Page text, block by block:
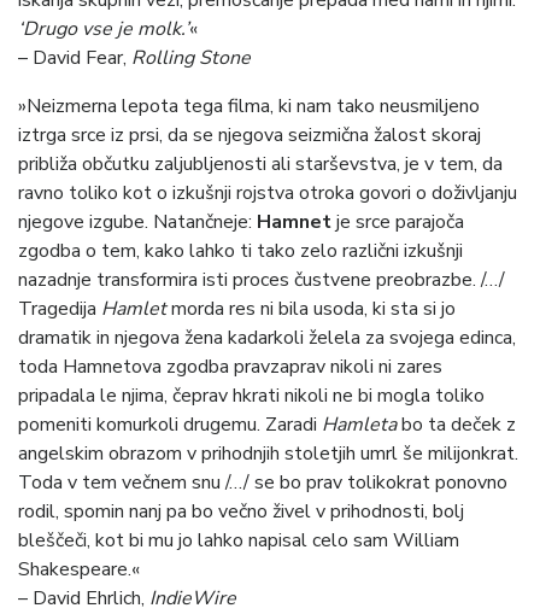
‘Drugo vse je molk.’«
– David Fear, Rolling Stone
»Neizmerna lepota tega filma, ki nam tako neusmiljeno
iztrga srce iz prsi, da se njegova seizmična žalost skoraj
približa občutku zaljubljenosti ali starševstva, je v tem, da
ravno toliko kot o izkušnji rojstva otroka govori o doživljanju
njegove izgube. Natančneje: Hamnetje srce parajoča
zgodba o tem, kako lahko ti tako zelo različni izkušnji
nazadnje transformira isti proces čustvene preobrazbe. /…/
Tragedija Hamletmorda res ni bila usoda, ki sta si jo
dramatik in njegova žena kadarkoli želela za svojega edinca,
toda Hamnetova zgodba pravzaprav nikoli ni zares
pripadala le njima, čeprav hkrati nikoli ne bi mogla toliko
pomeniti komurkoli drugemu. Zaradi Hamletabo ta deček z
angelskim obrazom v prihodnjih stoletjih umrl še milijonkrat.
Toda v tem večnem snu /…/ se bo prav tolikokrat ponovno
rodil, spomin nanj pa bo večno živel v prihodnosti, bolj
bleščeči, kot bi mu jo lahko napisal celo sam William
Shakespeare.«
– David Ehrlich, IndieWire